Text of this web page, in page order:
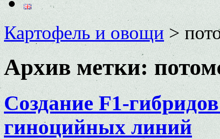
Картофель и овощи>
Архив метки:
Создание F1-
гиноцийных линий